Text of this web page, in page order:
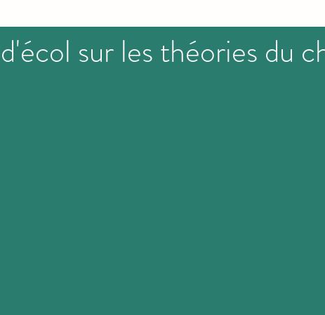
sur les théories du